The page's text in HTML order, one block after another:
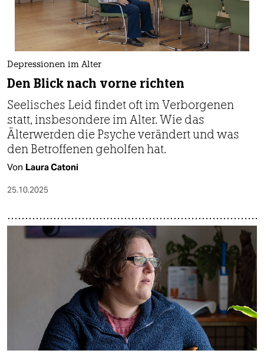
Depressionen im Alter
Den Blick nach vorne richten
Seelisches Leid findet oft im Verborgenen
statt, insbesondere im Alter. Wie das
Älterwerden die Psyche verändert und was
den Betroffenen geholfen hat.
Von Laura Catoni
25.10.2025